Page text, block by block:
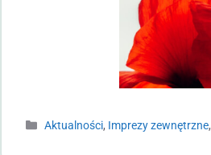
Aktualności, Imprezy zewnętrzne,